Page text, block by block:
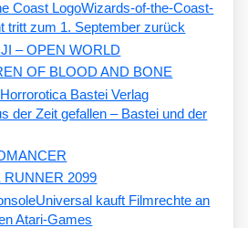
Wizards-of-the-Coast-
tritt zum 1. September zurück
– OPEN WORLD
OF BLOOD AND BONE
der Zeit gefallen – Bastei und der
RUNNER 2099
Universal kauft Filmrechte an
Atari-Games